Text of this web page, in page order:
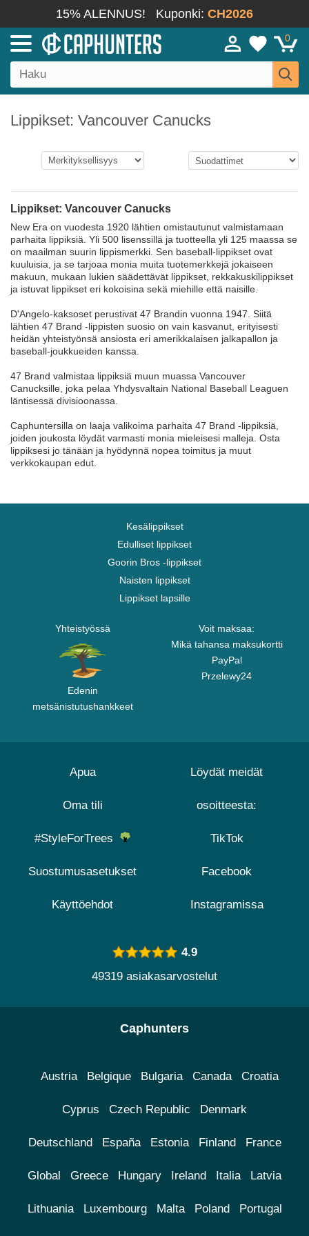
15% ALENNUS! Kuponki: CH2026
0
Lippikset: Vancouver Canucks
Lippikset: Vancouver Canucks
New Era on vuodesta 1920 lähtien omistautunut valmistamaan
parhaita lippiksiä. Yli 500 lisenssillä ja tuotteella yli 125 maassa se
on maailman suurin lippismerkki. Sen baseball-lippikset ovat
kuuluisia, ja se tarjoaa monia muita tuotemerkkejä jokaiseen
makuun, mukaan lukien säädettävät lippikset, rekkakuskilippikset
ja istuvat lippikset eri kokoisina sekä miehille että naisille.
D'Angelo-kaksoset perustivat 47 Brandin vuonna 1947. Siitä
lähtien 47 Brand -lippisten suosio on vain kasvanut, erityisesti
heidän yhteistyönsä ansiosta eri amerikkalaisen jalkapallon ja
baseball-joukkueiden kanssa.
47 Brand valmistaa lippiksiä muun muassa Vancouver
Canucksille, joka pelaa Yhdysvaltain National Baseball Leaguen
läntisessä divisioonassa.
Caphuntersilla on laaja valikoima parhaita 47 Brand -lippiksiä,
joiden joukosta löydät varmasti monia mieleisesi malleja. Osta
lippiksesi jo tänään ja hyödynnä nopea toimitus ja muut
verkkokaupan edut.
Kesälippikset
Edulliset lippikset
Goorin Bros -lippikset
Naisten lippikset
Lippikset lapsille
Yhteistyössä
Edenin
metsänistutushankkeet
Voit maksaa:
Mikä tahansa maksukortti
PayPal
Przelewy24
Apua
Oma tili
#StyleForTrees
Suostumusasetukset
Käyttöehdot
Löydät meidät
osoitteesta:
TikTok
Facebook
Instagramissa
4.9
49319 asiakasarvostelut
Caphunters
Austria Belgique Bulgaria Canada Croatia
Cyprus Czech Republic Denmark
Deutschland España Estonia Finland France
Global Greece Hungary Ireland Italia Latvia
Lithuania Luxembourg Malta Poland Portugal